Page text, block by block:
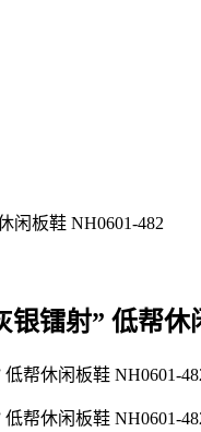
镭射” 低帮休